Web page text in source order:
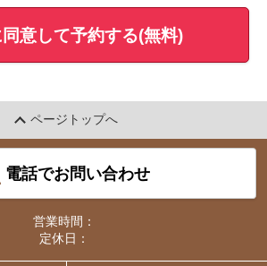
意して予約する(無料)
ページトップへ
電話でお問い合わせ
営業時間：
定休日：